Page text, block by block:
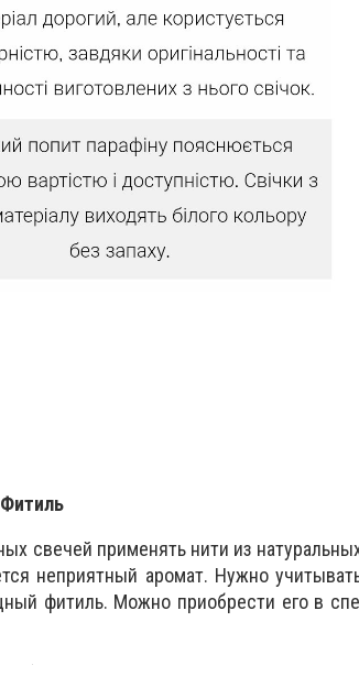
Фитиль
свечей применять нити из
неприятный аромат. Нужно
фитиль. Можно приобрести его в